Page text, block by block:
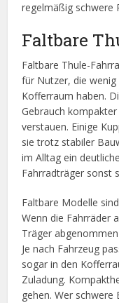
regelmäßig schwere
Faltbare
Faltbare Thule-
für Nutzer, die
Kofferraum haben.
Gebrauch
verstauen. Einige
sie trotz stabiler
im Alltag ein
Fahrradträger sonst
Faltbare Modelle
Wenn die Fahrräder
Träger
Je nach Fahrzeug
sogar in den
Zuladung.
gehen. Wer